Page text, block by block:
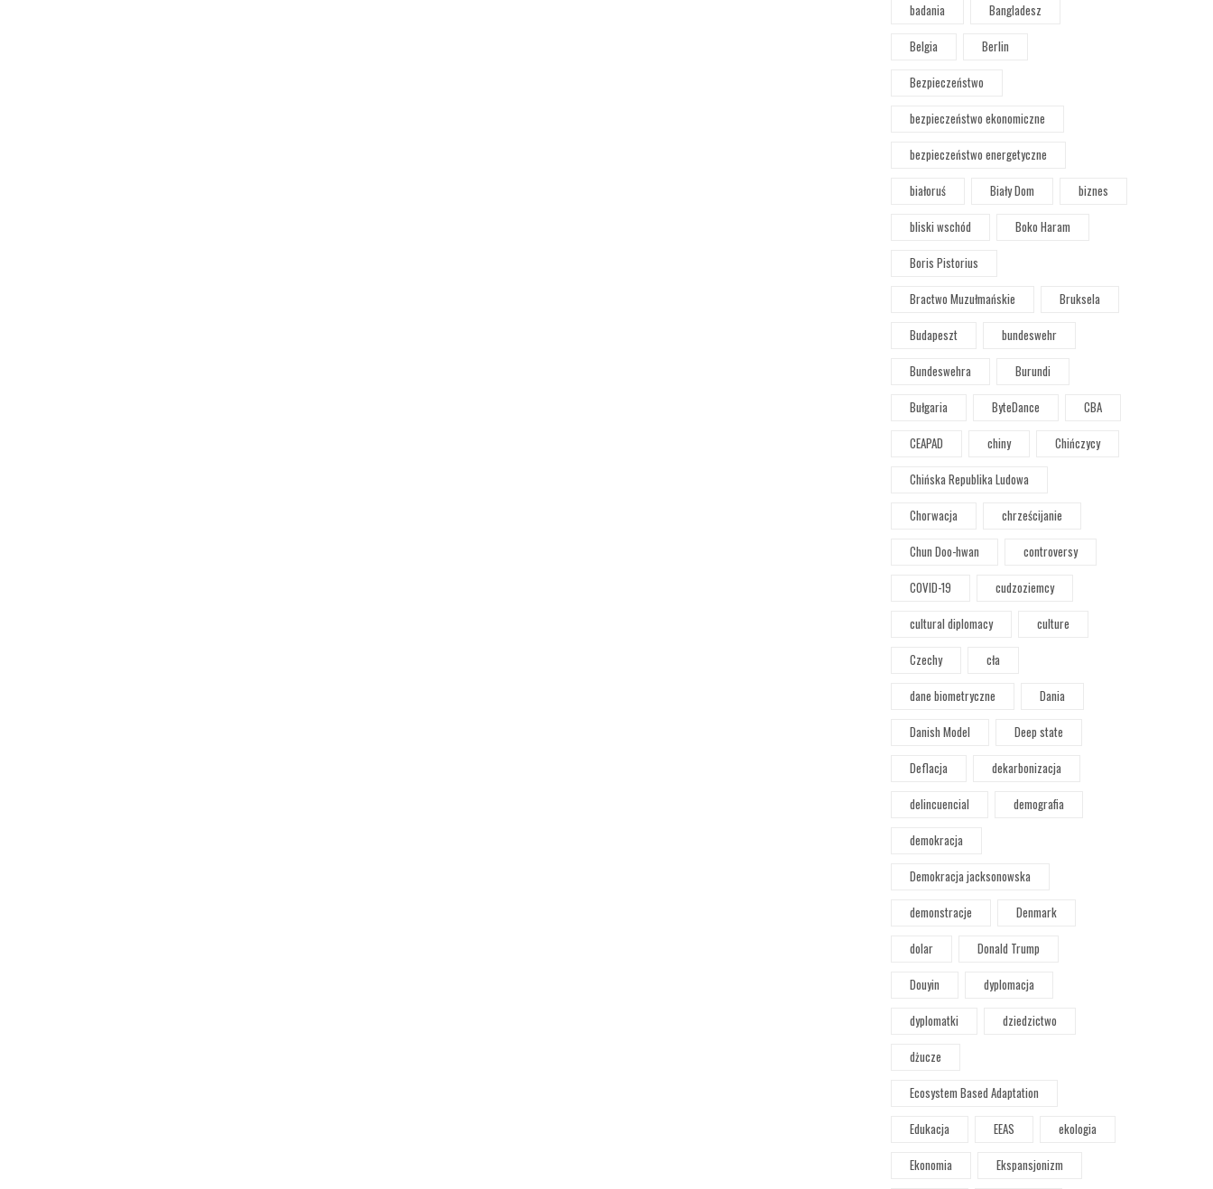
badania
Bangladesz
Belgia
Berlin
Bezpieczeństwo
bezpieczeństwo ekonomiczne
bezpieczeństwo energetyczne
białoruś
Biały Dom
biznes
bliski wschód
Boko Haram
Boris Pistorius
Bractwo Muzułmańskie
Bruksela
Budapeszt
bundeswehr
Bundeswehra
Burundi
Bułgaria
ByteDance
CBA
CEAPAD
chiny
Chińczycy
Chińska Republika Ludowa
Chorwacja
chrześcijanie
Chun Doo-hwan
controversy
COVID-19
cudzoziemcy
cultural diplomacy
culture
Czechy
cła
dane biometryczne
Dania
Danish Model
Deep state
Deflacja
dekarbonizacja
delincuencial
demografia
demokracja
Demokracja jacksonowska
demonstracje
Denmark
dolar
Donald Trump
Douyin
dyplomacja
dyplomatki
dziedzictwo
dżucze
Ecosystem Based Adaptation
Edukacja
EEAS
ekologia
Ekonomia
Ekspansjonizm